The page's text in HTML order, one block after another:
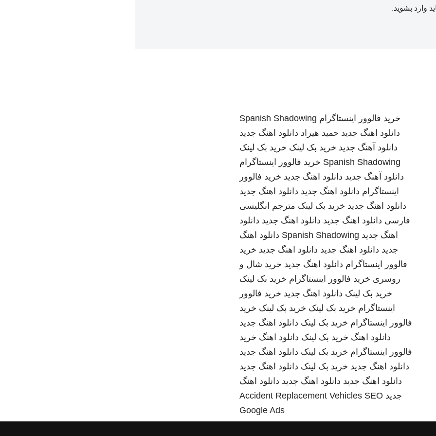
وارد بشوید.
خرید فالوور اینستاگرام Spanish Shadowing
دانلود اهنگ جدید حمید هیراد دانلود اهنگ جدید
دانلود آهنگ جدید خرید بک لینک خرید بک لینک
Spanish Shadowing خرید فالوور اینستاگرام
دانلود آهنگ جدید دانلود اهنگ جدید خرید فالوور
اینستاگرام دانلود اهنگ جدید دانلود اهنگ جدید
دانلود اهنگ جدید خرید بک لینک مترجم انگلیسی
فارسی دانلود اهنگ جدید دانلود اهنگ جدید دانلود
اهنگ جدید Spanish Shadowing دانلود اهنگ
جدید دانلود اهنگ جدید دانلود اهنگ جدید خرید
فالوور اینستاگرام دانلود اهنگ جدید خرید شال و
روسری خرید فالوور اینستاگرام خرید بک لینک
خرید بک لینک دانلود اهنگ جدید خرید فالوور
اینستاگرام خرید بک لینک خرید بک لینک خرید
فالوور اینستاگرام خرید بک لینک دانلود اهنگ جدید
دانلود اهنگ خرید بک لینک دانلود اهنگ خرید
فالوور اینستاگرام خرید بک لینک دانلود اهنگ جدید
دانلود اهنگ جدید خرید بک لینک دانلود اهنگ جدید
دانلود اهنگ جدید دانلود اهنگ جدید دانلود اهنگ
جدید
Accident Replacement Vehicles SEO
Google Ads